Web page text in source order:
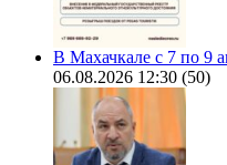
В Махачкале с 7 по 9
06.08.2026 12:30 (50)